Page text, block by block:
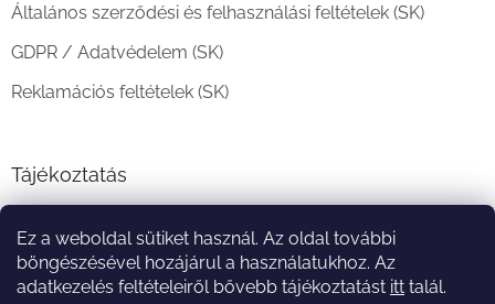
Ez a weboldal sütiket használ. Az oldal további
böngészésével hozájárul a használatukhoz. Az
adatkezelés feltételeiről bővebb tájékoztatást itt talál.
Általános szerződési és felhasználási feltételek (SK)
GDPR / Adatvédelem (SK)
Reklamációs feltételek (SK)
Tájékoztatás
A vásárlás menete